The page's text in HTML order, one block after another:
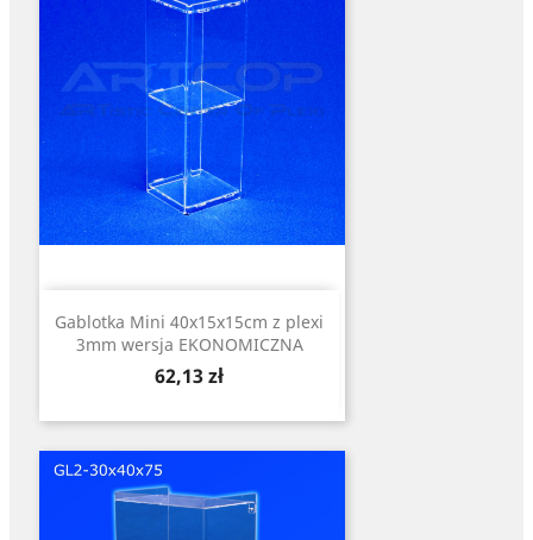
Gablotka Mini 40x15x15cm z plexi
3mm wersja EKONOMICZNA
Cena
62,13 zł